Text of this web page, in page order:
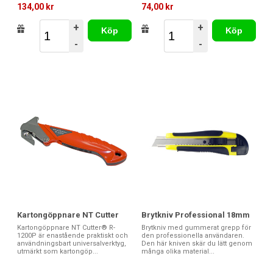
134,00 kr
+
-
Köp
74,00 kr
+
-
Köp
Kartongöppnare NT Cutter
Kartongöppnare NT Cutter® R-
1200P är enastående praktiskt och
användningsbart universalverktyg,
utmärkt som kartongöp...
Brytkniv Professional 18mm
Brytkniv med gummerat grepp för
den professionella användaren.
Den här kniven skär du lätt genom
många olika material...